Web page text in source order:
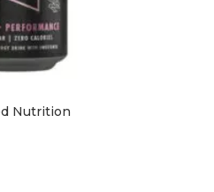
Nutrition